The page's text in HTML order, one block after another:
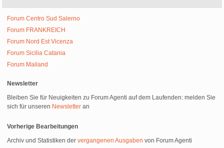
Forum Centro Sud Salerno
Forum FRANKREICH
Forum Nord Est Vicenza
Forum Sicilia Catania
Forum Mailand
Newsletter
Bleiben Sie für Neuigkeiten zu Forum Agenti auf dem Laufenden: melden Sie
sich für unseren Newsletter an
Vorherige Bearbeitungen
Archiv und Statistiken dervergangenen Ausgaben von Forum Agenti